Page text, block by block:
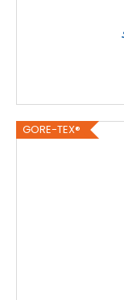
GORE-TEX®